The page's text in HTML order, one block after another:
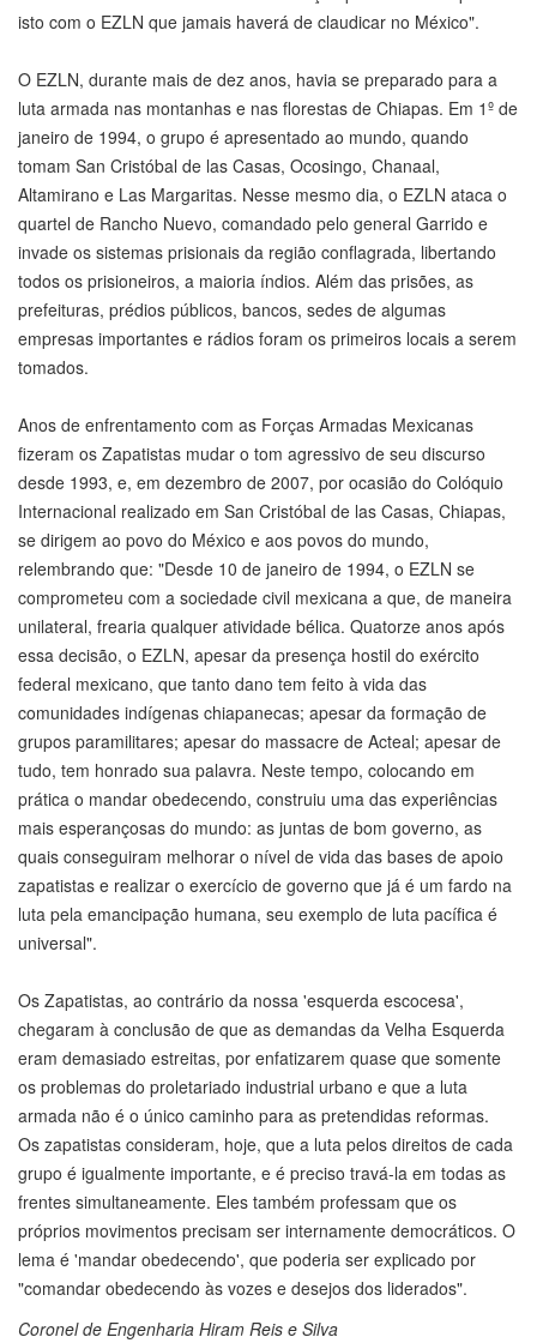
isto com o EZLN que jamais haverá de claudicar no México".
O EZLN, durante mais de dez anos, havia se preparado para a
luta armada nas montanhas e nas florestas de Chiapas. Em 1º de
janeiro de 1994, o grupo é apresentado ao mundo, quando
tomam San Cristóbal de las Casas, Ocosingo, Chanaal,
Altamirano e Las Margaritas. Nesse mesmo dia, o EZLN ataca o
quartel de Rancho Nuevo, comandado pelo general Garrido e
invade os sistemas prisionais da região conflagrada, libertando
todos os prisioneiros, a maioria índios. Além das prisões, as
prefeituras, prédios públicos, bancos, sedes de algumas
empresas importantes e rádios foram os primeiros locais a serem
tomados.
Anos de enfrentamento com as Forças Armadas Mexicanas
fizeram os Zapatistas mudar o tom agressivo de seu discurso
desde 1993, e, em dezembro de 2007, por ocasião do Colóquio
Internacional realizado em San Cristóbal de las Casas, Chiapas,
se dirigem ao povo do México e aos povos do mundo,
relembrando que: "Desde 10 de janeiro de 1994, o EZLN se
comprometeu com a sociedade civil mexicana a que, de maneira
unilateral, frearia qualquer atividade bélica. Quatorze anos após
essa decisão, o EZLN, apesar da presença hostil do exército
federal mexicano, que tanto dano tem feito à vida das
comunidades indígenas chiapanecas; apesar da formação de
grupos paramilitares; apesar do massacre de Acteal; apesar de
tudo, tem honrado sua palavra. Neste tempo, colocando em
prática o mandar obedecendo, construiu uma das experiências
mais esperançosas do mundo: as juntas de bom governo, as
quais conseguiram melhorar o nível de vida das bases de apoio
zapatistas e realizar o exercício de governo que já é um fardo na
luta pela emancipação humana, seu exemplo de luta pacífica é
universal".
Os Zapatistas, ao contrário da nossa 'esquerda escocesa',
chegaram à conclusão de que as demandas da Velha Esquerda
eram demasiado estreitas, por enfatizarem quase que somente
os problemas do proletariado industrial urbano e que a luta
armada não é o único caminho para as pretendidas reformas.
Os zapatistas consideram, hoje, que a luta pelos direitos de cada
grupo é igualmente importante, e é preciso travá-la em todas as
frentes simultaneamente. Eles também professam que os
próprios movimentos precisam ser internamente democráticos. O
lema é 'mandar obedecendo', que poderia ser explicado por
"comandar obedecendo às vozes e desejos dos liderados".
Coronel de Engenharia Hiram Reis e Silva